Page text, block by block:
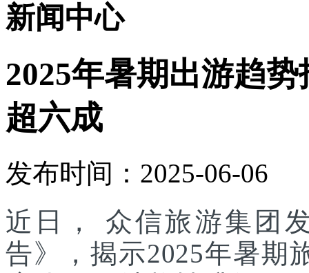
新闻中心
2025年暑期出游趋
超六成
发布时间：2025-06-06
近日， 众信旅游集团
告》，揭示2025年暑期